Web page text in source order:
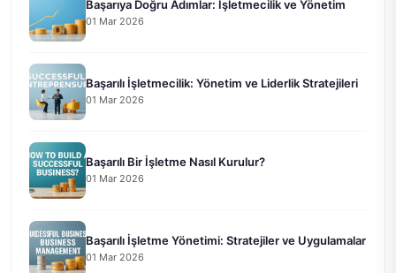
Başarıya Doğru Adımlar: İşletmecilik ve Yönetim
01 Mar 2026
Başarılı İşletmecilik: Yönetim ve Liderlik Stratejileri
01 Mar 2026
Başarılı Bir İşletme Nasıl Kurulur?
01 Mar 2026
Başarılı İşletme Yönetimi: Stratejiler ve Uygulamalar
01 Mar 2026